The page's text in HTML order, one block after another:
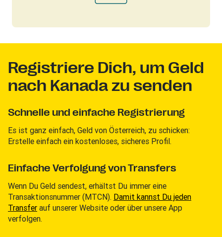
Registriere Dich, um Geld
nach Kanada zu senden
Schnelle und einfache Registrierung
Es ist ganz einfach, Geld von Österreich, zu schicken:
Erstelle einfach ein kostenloses, sicheres Profil.
Einfache Verfolgung von Transfers
Wenn Du Geld sendest, erhältst Du immer eine
Transaktionsnummer (MTCN). Damit kannst Du jeden
Transfer auf unserer Website oder über unsere App
verfolgen.